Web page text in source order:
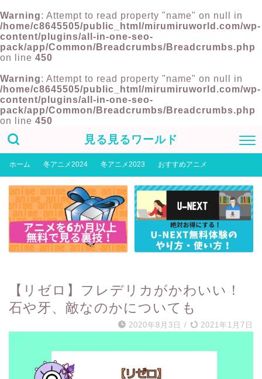
Warning: Attempt to read property "name" on null in
/home/c8645505/public_html/mirumiruworld.com/wp-
content/plugins/all-in-one-seo-
pack/app/Common/Breadcrumbs/Breadcrumbs.php
on line 450
Warning: Attempt to read property "name" on null in
/home/c8645505/public_html/mirumiruworld.com/wp-
content/plugins/all-in-one-seo-
pack/app/Common/Breadcrumbs/Breadcrumbs.php
on line 450
見る見るワールド
ホーム 冬アニメ2024 冬アニメ2023 おすすめアニメ
【リゼロ】フレデリカがかわいい！
石や牙、敵なのかについても
2020年8月3日 / 2021年1月7日